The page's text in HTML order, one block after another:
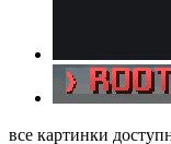
все картинки